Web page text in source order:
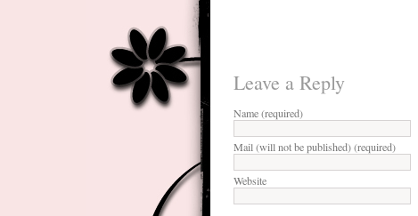
Leave a Reply
Name (required)
Mail (will not be published) (required)
Website